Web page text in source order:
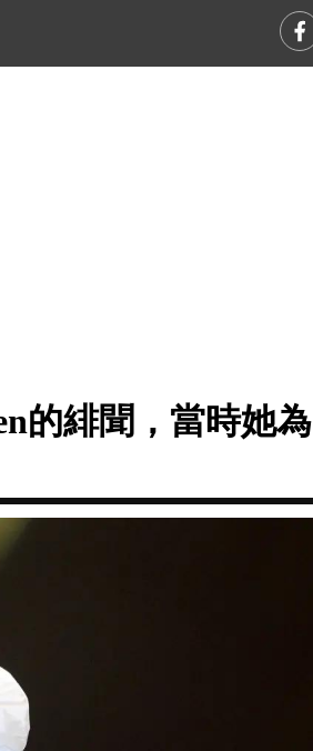
的緋聞，當時她為